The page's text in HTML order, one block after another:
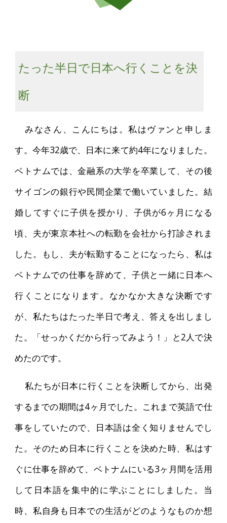
たった半日で日本へ行くことを決
断
みなさん、こんにちは。私はヴァンと申しま
す。今年32歳で、日本に来て約4年になりました。
ベトナムでは、金融系の大学を卒業して、その後
サイゴンの銀行や民間企業で働いていました。結
婚してすぐに子供を授かり、子供が6ヶ月になる
頃、夫が東京本社への転勤を会社から打診されま
した。もし、夫が転勤することになったら、私は
ベトナムでの仕事を辞めて、子供と一緒に日本へ
行くことになります。なかなか大きな決断です
が、私たちはたった半日で考え、答えを出しまし
た。「せっかくだから行ってみよう！」と2人で決
めたのです。
私たちが日本に行くことを決断してから、出発
するまでの期間は4ヶ月でした。これまで英語で仕
事をしていたので、日本語は全く知りませんでし
た。そのため日本に行くことを決めた時、私はす
ぐに仕事を辞めて、ベトナムにいる3ヶ月間を活用
して日本語を集中的に学ぶことにしました。当
時、私自身も日本での生活がどのようなものか想